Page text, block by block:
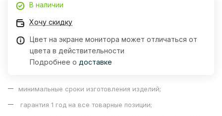
В наличии
Хочу скидку
Цвет на экране монитора может отличаться от
цвета в действительности
Подробнее о доставке
минимальные сроки изготовления изделий;
гарантия 1 год на все товарные позиции;